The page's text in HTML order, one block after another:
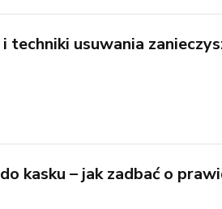
techniki usuwania
kasku – jak zadbać o